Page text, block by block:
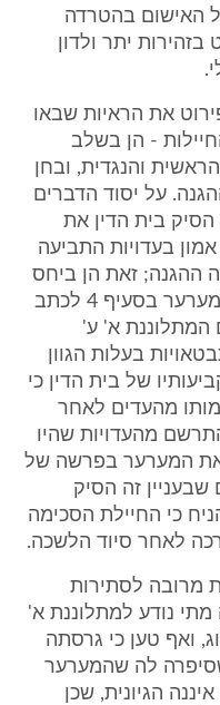
האישום בהטרדה
בזהירות יתר ולדון
את הראיות שבאו
- הן בשלב
והנגדית, ובחן
על יסוד הדברים
הסיק בית הדין את
בעדויות התביעה
ההגנה; זאת הן ביחס
להתבטאויות האישיות שיוחסו למערער בסעיף 4 לכתב
המתלוננת א' ע'
בעלות הגוון
של בית הדין כי
מהעדים לאחר
מהעדויות שהיו
את המערער בפרשה של
זה הסיק
כי החיילת הסכימה
לאחר סיוד הלשכה.
מרובה לסתירות
מתי נודע למתלוננת א'
ואף טען כי גרסתה
לה שהמערער
הגיונית, שכן